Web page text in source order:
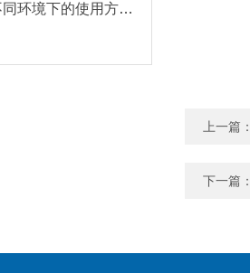
VOC检测仪在不同环境下的使用方法?
上一篇
下一篇